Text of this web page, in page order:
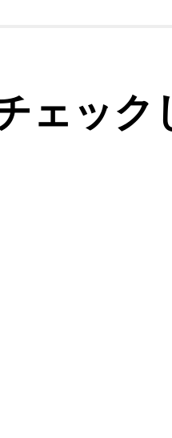
ェック